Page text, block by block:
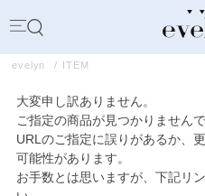
evelyn ITEM
大変申し訳ありません。
ご指定の商品が見つかりませんで
URLのご指定に誤りがあるか、
可能性があります。
お手数とは思いますが、下記リ